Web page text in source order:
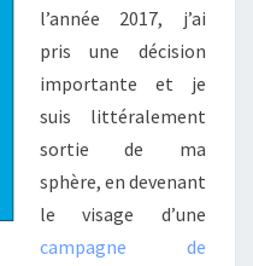
l’année 2017, j’ai
pris une décision
importante et je
suis littéralement
sortie de ma
sphère, en devenant
le visage d’une
campagne de